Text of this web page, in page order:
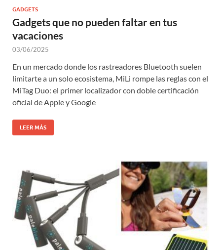
GADGETS
Gadgets que no pueden faltar en tus
vacaciones
03/06/2025
En un mercado donde los rastreadores Bluetooth suelen
limitarte a un solo ecosistema, MiLi rompe las reglas con el
MiTag Duo: el primer localizador con doble certificación
oficial de Apple y Google
LEER MÁS